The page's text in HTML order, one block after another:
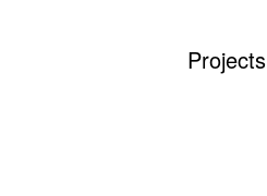
Projects